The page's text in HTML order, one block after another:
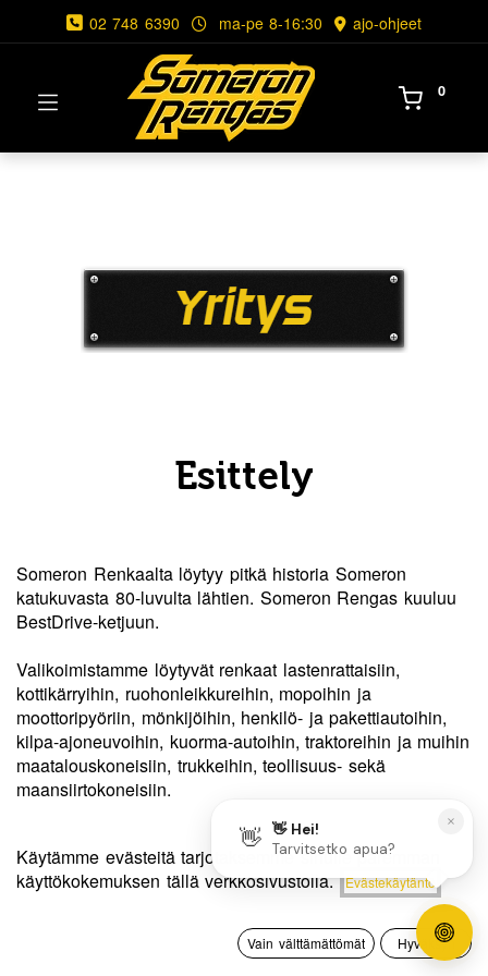
0
Toivelista Tili
02 748 6390 ma-pe 8-16:30 ajo-ohjeet
0
Esittely
Someron Renkaalta löytyy pitkä historia Someron
katukuvasta 80-luvulta lähtien. Someron Rengas kuuluu
BestDrive-ketjuun.
Valikoimistamme löytyvät renkaat lastenrattaisiin,
kottikärryihin, ruohonleikkureihin, mopoihin ja
moottoripyöriin, mönkijöihin, henkilö- ja pakettiautoihin,
kilpa-ajoneuvoihin, kuorma-autoihin, traktoreihin ja muihin
maatalouskoneisiin, trukkeihin, teollisuus- sekä
maansiirtokoneisiin.
Tervetuloa meille täyden palvelun rengas- ja vannetaloon!
Käytämme evästeitä tarjotaksemme sinulle paremman
käyttökokemuksen tällä verkkosivustolla.
Evästekäytäntö
Vain välttämättömät Hyväksyn